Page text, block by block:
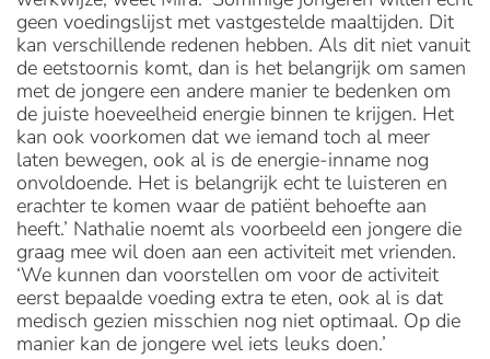
geen voedingslijst met vastgestelde maaltijden. Dit
kan verschillende redenen hebben. Als dit niet vanuit
de eetstoornis komt, dan is het belangrijk om samen
met de jongere een andere manier te bedenken om
de juiste hoeveelheid energie binnen te krijgen. Het
kan ook voorkomen dat we iemand toch al meer
laten bewegen, ook al is de energie-inname nog
onvoldoende. Het is belangrijk echt te luisteren en
erachter te komen waar de patiënt behoefte aan
heeft.’ Nathalie noemt als voorbeeld een jongere die
graag mee wil doen aan een activiteit met vrienden.
‘We kunnen dan voorstellen om voor de activiteit
eerst bepaalde voeding extra te eten, ook al is dat
medisch gezien misschien nog niet optimaal. Op die
manier kan de jongere wel iets leuks doen.’